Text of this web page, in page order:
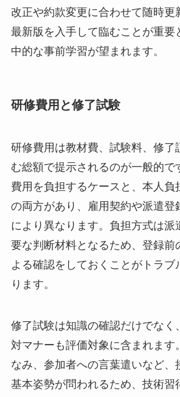
改正や約款変更に合わせて随時更
最新版を入手して臨むことが重要
中的な事前学習が望まれます。
研修費用と修了試験
研修費用は教材費、試験料、修了
む総額で提示されるのが一般的で
費用を負担するケースと、本人負
の両方があり、雇用契約や派遣登
により異なります。負担方式は派
要な判断材料となるため、登録前
よる確認をしておくことがトラブ
ります。
修了試験は知識の確認だけでなく
対マナーも評価対象に含まれます
なみ、参加者への言葉遣いなど、
基本姿勢が問われるため、技術習